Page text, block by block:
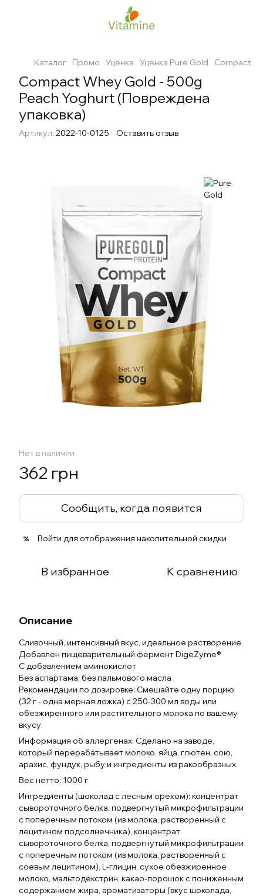
Каталог Промо Уценка Уценка Pure Gold Compact
Compact Whey Gold - 500g
Peach Yoghurt (Повреждена
упаковка)
Артикул: 2022-10-0125 Оставить отзыв
Нет в наличии
362 грн
Сообщить, когда появится
% Войти для отображения накопительной скидки
В избранное К сравнению
Описание
Сливочный, интенсивный вкус, идеальное растворение
Добавлен пищеварительный фермент DigeZyme®
С добавлением аминокислот
Без аспартама, без пальмового масла
Рекомендации по дозировке: Смешайте одну порцию
(32 г - одна мерная ложка) с 250-300 мл воды или
обезжиренного или растительного молока по вашему
вкусу.
Информация об аллергенах: Сделано на заводе,
который перерабатывает молоко, яйца, глютен, сою,
арахис, фундук, рыбу и ингредиенты из ракообразных.
Вес нетто: 1000 г
Ингредиенты (шоколад с лесным орехом): концентрат
сывороточного белка, подвергнутый микрофильтрации
с поперечным потоком (из молока, растворенный с
лецитином подсолнечника), концентрат
сывороточного белка, подвергнутый микрофильтрации
с поперечным потоком (из молока, растворенный с
соевым лецитином), L-глицин, сухое обезжиренное
молоко, мальтодекстрин, какао-порошок с пониженным
содержанием жира, ароматизаторы (вкус шоколада,